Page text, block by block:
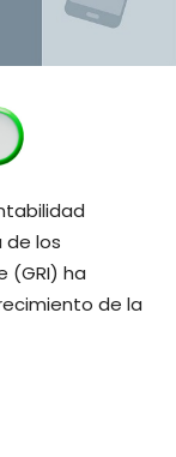
de los
(GRI) ha
de la